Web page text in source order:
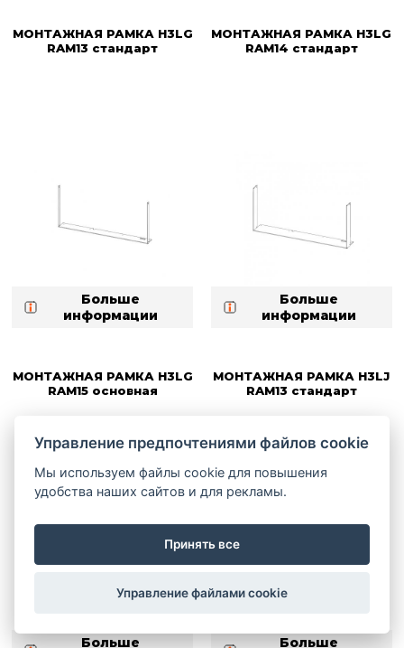
МОНТАЖНАЯ РАМКА H3LG
RAM13 стандарт
Больше
информации
МОНТАЖНАЯ РАМКА H3LG
RAM14 стандарт
Больше
информации
МОНТАЖНАЯ РАМКА H3LG
RAM15 основная
Больше
МОНТАЖНАЯ РАМКА H3LJ
RAM13 стандарт
Больше
Управление предпочтениями файлов cookie
Мы используем файлы cookie для повышения
удобства наших сайтов и для рекламы.
Принять все
Управление файлами cookie